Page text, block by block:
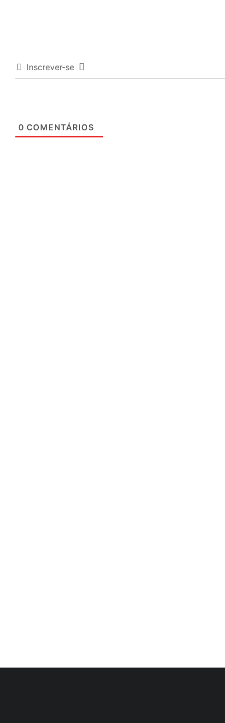
Inscrever-se
0 COMENTÁRIOS